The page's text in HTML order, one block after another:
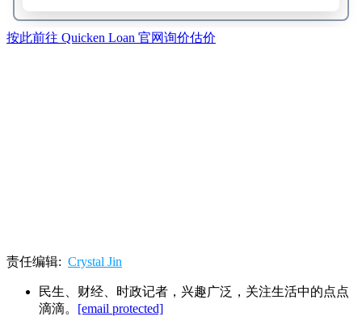
按此前往 Quicken Loan 官网询价估价
责任编辑: Crystal Jin
民生、财经、时政记者，兴趣广泛，关注生活中的点点
滴滴。 [email protected]